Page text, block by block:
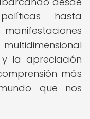
hasta
la apreciación
más
que nos